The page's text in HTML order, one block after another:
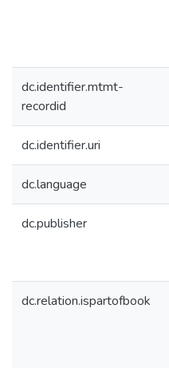
dc.identifier.mtmt-
recordid
dc.identifier.uri
dc.language
dc.publisher
dc.relation.ispartofbook